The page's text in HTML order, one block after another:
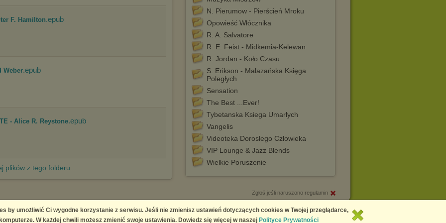
N. Pierumow - Pierścień Mroku
Opowieść Włócznika
R. A. Salvatore
R. E. Feist - Midkemia-Kelewan
R. Jordan - Koło Czasu
S. Erikson - Malazańska Księga
Poległych
Sensation
The Best ...Ever!
Tybetanska Ksiega Umarlych
Vangelis
Videoteka Dorosłego Człowieka
VIP Lounge & Jazz Blends
Wielkie Poruszenie
F. Hamilton.epub
Weber.epub
- Alice R. Reystone.epub
plików z tego folderu...
Zgłoś jeśli naruszono regulamin
infringement
Copyright © 2026Chomikuj.pl
by umożliwić Ci wygodne korzystanie z serwisu. Jeśli nie zmienisz ustawień dotyczących cookies w Twojej przeglądarce,
W każdej chwili możesz zmienić swoje ustawienia. Dowiedz się więcej w naszej Polityce Prywatności